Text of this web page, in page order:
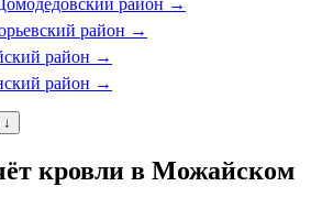
район →
район →
район →
район →
↓
кровли в Можайском